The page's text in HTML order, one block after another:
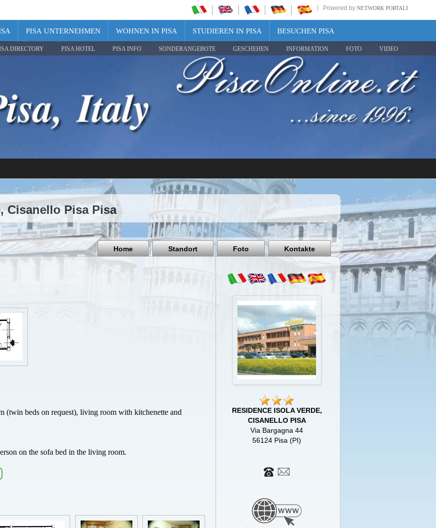
Powered by NETWORK PORTALI
PISA UNTERNEHMEN WOHNEN IN PISA STUDIEREN IN PISA BESUCHEN PISA
DIRECTORY PISA HOTEL PISA INFO SONDERANGEBOTE GESCHEHEN INFORMATION FOTO VIDEO
Share
Pisa
Italy
Cisanello Pisa Pisa
Home Standort Foto Kontakte
(twin beds on request), living room with kitchenette and
on the sofa bed in the living room.
RESIDENCE ISOLA VERDE,
CISANELLO PISA
Via Bargagna 44
56124 Pisa (PI)